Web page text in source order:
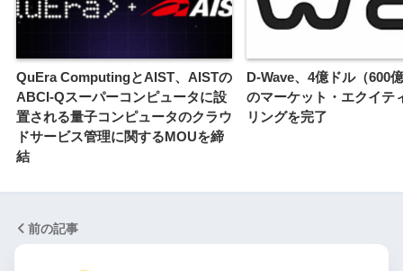
QuEra ComputingとAIST、AISTの
ABCI-Qスーパーコンピュータに設
置される量子コンピュータのクラウ
ドサービス管理に関するMOUを締
結
D-Wave、4億ドル（600
のマーケット・エクイテ
リングを完了
前の記事